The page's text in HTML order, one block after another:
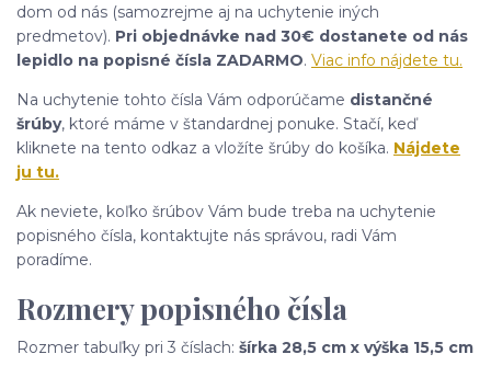
dom od nás (samozrejme aj na uchytenie iných
predmetov). Pri objednávke nad 30€ dostanete od nás
lepidlo na popisné čísla ZADARMO. Viac info nájdete tu.
Na uchytenie tohto čísla Vám odporúčame distančné
šrúby, ktoré máme v štandardnej ponuke. Stačí, keď
kliknete na tento odkaz a vložíte šrúby do košíka. Nájdete
ju tu.
Ak neviete, koľko šrúbov Vám bude treba na uchytenie
popisného čísla, kontaktujte nás správou, radi Vám
poradíme.
Rozmery popisného čísla
Rozmer tabuľky pri 3 číslach: šírka 28,5 cm x výška 15,5 cm